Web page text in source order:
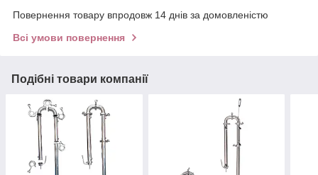
Повернення товару впродовж 14 днів за домовленістю
Всі умови повернення
Подібні товари компанії